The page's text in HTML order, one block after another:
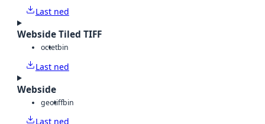
Last ned
Webside Tiled TIFF
octetbin
Last ned
Webside
geotiffbin
Last ned